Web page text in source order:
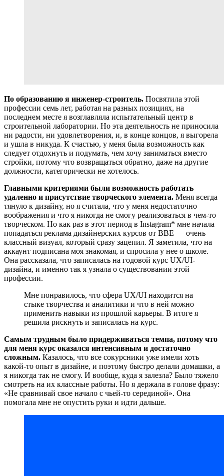
По образованию я инженер-строитель. Посвятила этой
профессии семь лет, работая на разных позициях, на
последнем месте я возглавляла испытательный центр в
строительной лаборатории. Но эта деятельность не приносила
ни радости, ни удовлетворения, и, в конце концов, я выгорела
и ушла в никуда. К счастью, у меня была возможность как
следует отдохнуть и подумать, чем хочу заниматься вместо
стройки, потому что возвращаться обратно, даже на другие
должности, категорически не хотелось.
Главными критериями были возможность работать
удаленно и присутствие творческого элемента. Меня всегда
тянуло к дизайну, но я считала, что у меня недостаточно
воображения и что я никогда не смогу реализоваться в чем-то
творческом. Но как раз в этот период в Instagram* мне начала
попадаться реклама дизайнерских курсов от ВВЕ — очень
классный визуал, который сразу зацепил. Я заметила, что на
аккаунт подписана моя знакомая, и спросила у нее о школе.
Она рассказала, что записалась на годовой курс UX/UI-
дизайна, и именно так я узнала о существовании этой
профессии.
Мне понравилось, что сфера UX/UI находится на
стыке творчества и аналитики и что в ней можно
применить навыки из прошлой карьеры. В итоге я
решила рискнуть и записалась на курс.
Самым трудным было придерживаться темпа, потому что
для меня курс оказался интенсивным и достаточно
сложным. Казалось, что все сокурсники уже имели хоть
какой-то опыт в дизайне, и поэтому быстро делали домашки, а
я никогда так не смогу. И вообще, куда я залезла? Было тяжело
смотреть на их классные работы. Но я держала в голове фразу:
«Не сравнивай свое начало с чьей-то серединой». Она
помогала мне не опустить руки и идти дальше.